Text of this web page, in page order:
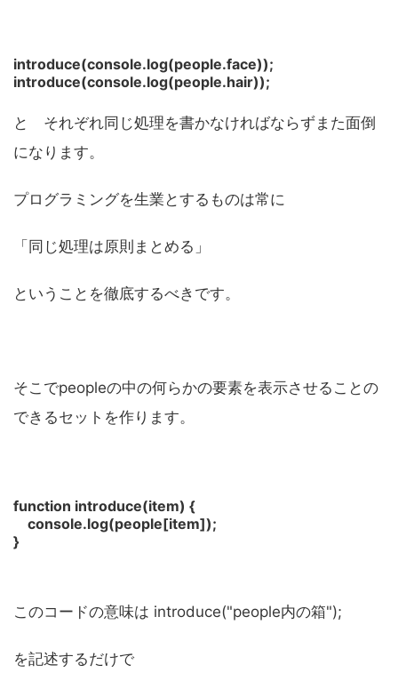
introduce(console.log(people.face));
introduce(console.log(people.hair));
と それぞれ同じ処理を書かなければならずまた面倒
になります。
プログラミングを生業とするものは常に
「同じ処理は原則まとめる」
ということを徹底するべきです。
そこでpeopleの中の何らかの要素を表示させることの
できるセットを作ります。
function introduce(item) {
console.log(people[item]);
}
このコードの意味は introduce("people内の箱");
を記述するだけで